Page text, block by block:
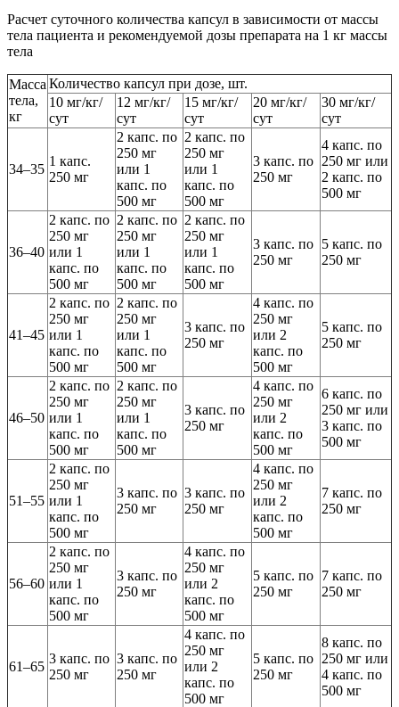
Расчет суточного количества капсул в зависимости от массы
тела пациента и рекомендуемой дозы препарата на 1 кг массы
тела
Масса
тела,
кг
Количество капсул при дозе, шт.
10 мг/кг/
сут
12 мг/кг/
сут
15 мг/кг/
сут
20 мг/кг/
сут
30 мг/кг/
сут
34–35
1 капс.
250 мг
2 капс. по
250 мг
или 1
капс. по
500 мг
2 капс. по
250 мг
или 1
капс. по
500 мг
3 капс. по
250 мг
4 капс. по
250 мг или
2 капс. по
500 мг
36–40
2 капс. по
250 мг
или 1
капс. по
500 мг
2 капс. по
250 мг
или 1
капс. по
500 мг
2 капс. по
250 мг
или 1
капс. по
500 мг
3 капс. по
250 мг
5 капс. по
250 мг
41–45
2 капс. по
250 мг
или 1
капс. по
500 мг
2 капс. по
250 мг
или 1
капс. по
500 мг
3 капс. по
250 мг
4 капс. по
250 мг
или 2
капс. по
500 мг
5 капс. по
250 мг
46–50
2 капс. по
250 мг
или 1
капс. по
500 мг
2 капс. по
250 мг
или 1
капс. по
500 мг
3 капс. по
250 мг
4 капс. по
250 мг
или 2
капс. по
500 мг
6 капс. по
250 мг или
3 капс. по
500 мг
51–55
2 капс. по
250 мг
или 1
капс. по
500 мг
3 капс. по
250 мг
3 капс. по
250 мг
4 капс. по
250 мг
или 2
капс. по
500 мг
7 капс. по
250 мг
56–60
2 капс. по
250 мг
или 1
капс. по
500 мг
3 капс. по
250 мг
4 капс. по
250 мг
или 2
капс. по
500 мг
5 капс. по
250 мг
7 капс. по
250 мг
61–65
3 капс. по
250 мг
3 капс. по
250 мг
4 капс. по
250 мг
или 2
капс. по
500 мг
5 капс. по
250 мг
8 капс. по
250 мг или
4 капс. по
500 мг